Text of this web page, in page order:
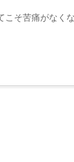
そ苦痛がなく